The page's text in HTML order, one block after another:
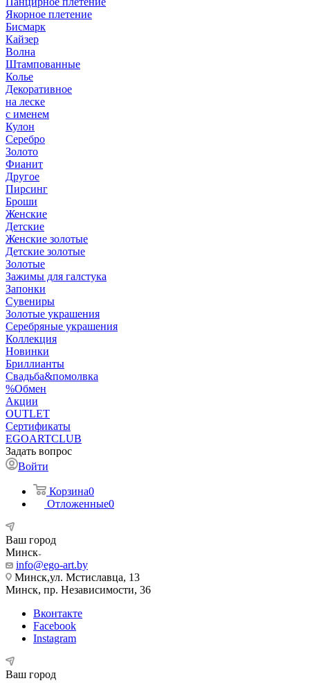
Якорное плетение
Бисмарк
Кайзер
Волна
Штампованные
Колье
Декоративное
на леске
с именем
Кулон
Серебро
Золото
Фианит
Другое
Пирсинг
Броши
Женские
Детские
Женские золотые
Детские золотые
Золотые
Зажимы для галстука
Запонки
Сувениры
Золотые украшения
Серебряные украшения
Коллекция
Новинки
Бриллианты
Свадьба&помолвка
%Обмен
Акции
OUTLET
Сертификаты
EGOARTCLUB
Задать вопрос
Войти
Корзина0
Отложенные0
Ваш город
Минск
info@ego-art.by
Минск,ул. Мстиславца, 13
Минск, пр. Независимости, 36
Вконтакте
Facebook
Instagram
Ваш город